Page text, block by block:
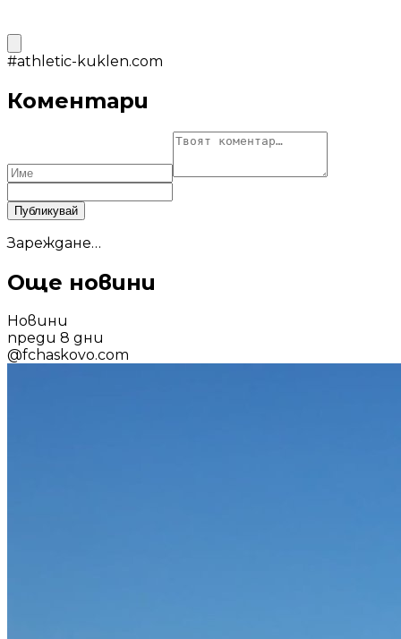
#athletic-kuklen.com
Коментари
Публикувай
Зареждане…
Още новини
Новини
преди 8 дни
@fchaskovo.com